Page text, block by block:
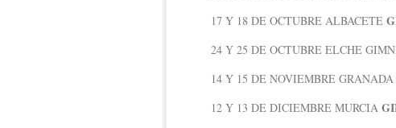
17 Y 18 DE OCTUBRE ALBACETE
24 Y 25 DE OCTUBRE ELCHE
14 Y 15 DE NOVIEMBRE
12 Y 13 DE DICIEMBRE MURCIA